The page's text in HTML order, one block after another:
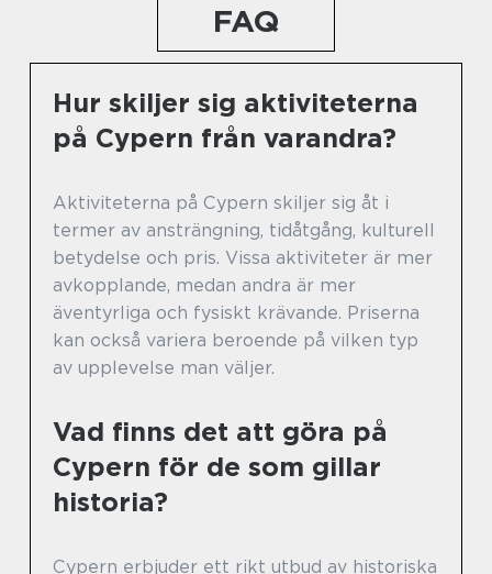
FAQ
Hur skiljer sig aktiviteterna
på Cypern från varandra?
Aktiviteterna på Cypern skiljer sig åt i
termer av ansträngning, tidåtgång, kulturell
betydelse och pris. Vissa aktiviteter är mer
avkopplande, medan andra är mer
äventyrliga och fysiskt krävande. Priserna
kan också variera beroende på vilken typ
av upplevelse man väljer.
Vad finns det att göra på
Cypern för de som gillar
historia?
Cypern erbjuder ett rikt utbud av historiska